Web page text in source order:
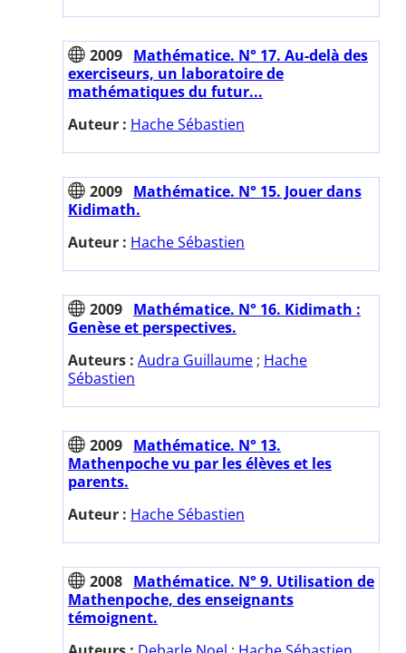
2009 Mathématice. N° 17. Au-delà des
exerciseurs, un laboratoire de
mathématiques du futur...
Auteur : Hache Sébastien
2009 Mathématice. N° 15. Jouer dans
Kidimath.
Auteur : Hache Sébastien
2009 Mathématice. N° 16. Kidimath :
Genèse et perspectives.
Auteurs : Audra Guillaume ; Hache
Sébastien
2009 Mathématice. N° 13.
Mathenpoche vu par les élèves et les
parents.
Auteur : Hache Sébastien
2008 Mathématice. N° 9. Utilisation de
Mathenpoche, des enseignants
témoignent.